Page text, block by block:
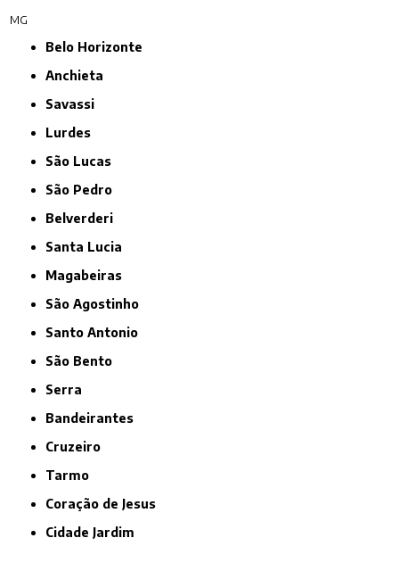
MG
Belo Horizonte
Anchieta
Savassi
Lurdes
São Lucas
São Pedro
Belverderi
Santa Lucia
Magabeiras
São Agostinho
Santo Antonio
São Bento
Serra
Bandeirantes
Cruzeiro
Tarmo
Coração de Jesus
Cidade Jardim